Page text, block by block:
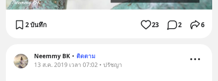
2 บันทึก 23 2 6
Neemmy BK • ติดตาม
13 ส.ค. 2019 เวลา 07:02 • ปรัชญา